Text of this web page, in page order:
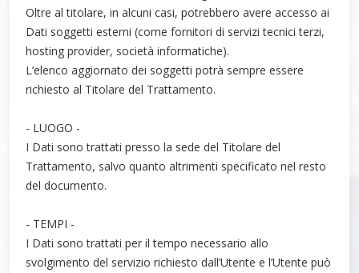
Oltre al titolare, in alcuni casi, potrebbero avere accesso ai
Dati soggetti esterni (come fornitori di servizi tecnici terzi,
hosting provider, società informatiche).
L’elenco aggiornato dei soggetti potrà sempre essere
richiesto al Titolare del Trattamento.
- LUOGO -
I Dati sono trattati presso la sede del Titolare del
Trattamento, salvo quanto altrimenti specificato nel resto
del documento.
- TEMPI -
I Dati sono trattati per il tempo necessario allo
svolgimento del servizio richiesto dall’Utente e l’Utente può